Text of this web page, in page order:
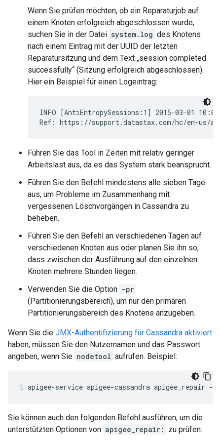
Wenn Sie prüfen möchten, ob ein Reparaturjob auf
einem Knoten erfolgreich abgeschlossen wurde,
suchen Sie in der Datei system.log des Knotens
nach einem Eintrag mit der UUID der letzten
Reparatursitzung und dem Text „session completed
successfully“ (Sitzung erfolgreich abgeschlossen).
Hier ein Beispiel für einen Logeintrag:
INFO [AntiEntropySessions:1] 2015-03-01
Ref: https://support.datastax.com/hc/en-us/
Führen Sie das Tool in Zeiten mit relativ geringer
Arbeitslast aus, da es das System stark beansprucht.
Führen Sie den Befehl mindestens alle sieben Tage
aus, um Probleme im Zusammenhang mit
vergessenen Löschvorgängen in Cassandra zu
beheben.
Führen Sie den Befehl an verschiedenen Tagen auf
verschiedenen Knoten aus oder planen Sie ihn so,
dass zwischen der Ausführung auf den einzelnen
Knoten mehrere Stunden liegen.
Verwenden Sie die Option -pr
(Partitionierungsbereich), um nur den primären
Partitionierungsbereich des Knotens anzugeben.
Wenn Sie die JMX-Authentifizierung für Cassandra aktiviert
haben, müssen Sie den Nutzernamen und das Passwort
angeben, wenn Sie nodetool aufrufen. Beispiel:
apigee-service apigee-cassandra apigee_repair -u
Sie können auch den folgenden Befehl ausführen, um die
unterstützten Optionen von apigee_repair: zu prüfen: